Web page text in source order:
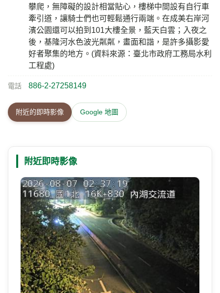
攀爬，無障礙的設計相當貼心，樓梯中間設有自行車
牽引道，讓騎士們也可輕鬆通行兩端。在成美右岸河
濱公園還可以拍到101大樓全景，藍天白雲；入夜之
後，基隆河水色波光粼粼，畫面和諧，是許多攝影愛
好者聚集的地方。(資料來源：臺北市政府工務局水利
工程處)
電話 886-2-27258149
附近的即時影像 Google 地圖
附近即時影像